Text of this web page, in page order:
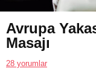
Avrupa
Masajı
28 yorumlar